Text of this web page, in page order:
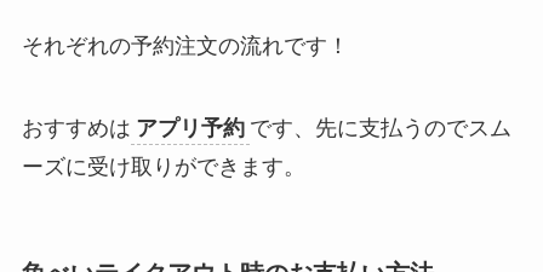
それぞれの予約注文の流れです！
おすすめは アプリ予約 です、先に支払うのでスム
ーズに受け取りができます。